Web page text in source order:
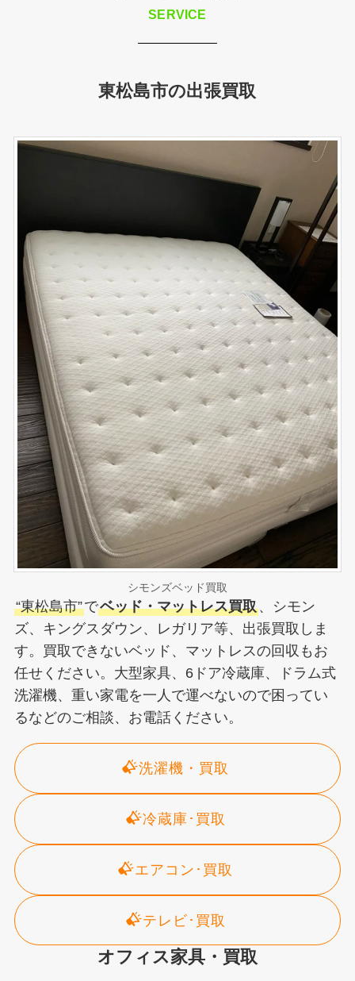
SERVICE
東松島市の出張買取
シモンズベッド買取
“東松島市”でベッド・マットレス買取、シモン
ズ、キングスダウン、レガリア等、出張買取しま
す。買取できないベッド、マットレスの回収もお
任せください。大型家具、6ドア冷蔵庫、ドラム式
洗濯機、重い家電を一人で運べないので困ってい
るなどのご相談、お電話ください。
洗濯機・買取
冷蔵庫･買取
エアコン･買取
テレビ･買取
オフィス家具・買取